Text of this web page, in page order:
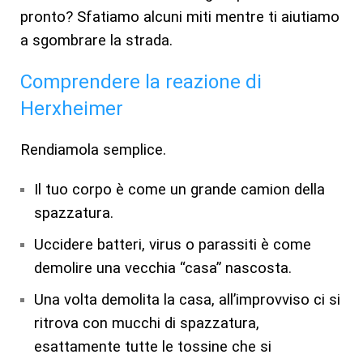
pronto? Sfatiamo alcuni miti mentre ti aiutiamo
a sgombrare la strada.
Comprendere la reazione di
Herxheimer
Rendiamola semplice.
Il tuo corpo è come un grande camion della
spazzatura.
Uccidere batteri, virus o parassiti è come
demolire una vecchia “casa” nascosta.
Una volta demolita la casa, all’improvviso ci si
ritrova con mucchi di spazzatura,
esattamente tutte le tossine che si